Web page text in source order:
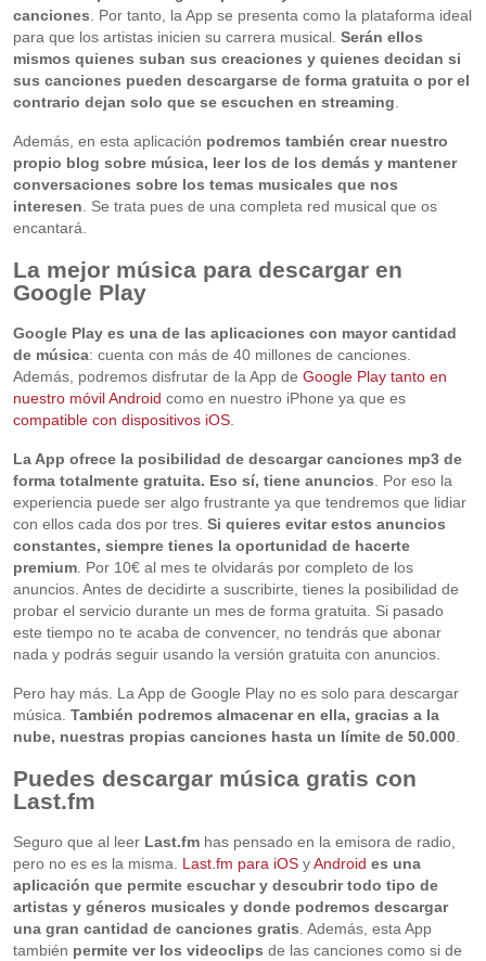
canciones. Por tanto, la App se presenta como la plataforma ideal
para que los artistas inicien su carrera musical. Serán ellos
mismos quienes suban sus creaciones y quienes decidan si
sus canciones pueden descargarse de forma gratuita o por el
contrario dejan solo que se escuchen en streaming.
Además, en esta aplicación podremos también crear nuestro
propio blog sobre música, leer los de los demás y mantener
conversaciones sobre los temas musicales que nos
interesen. Se trata pues de una completa red musical que os
encantará.
La mejor música para descargar en
Google Play
Google Play es una de las aplicaciones con mayor cantidad
de música: cuenta con más de 40 millones de canciones.
Además, podremos disfrutar de la App de Google Play tanto en
nuestro móvil Android como en nuestro iPhone ya que es
compatible con dispositivos iOS.
La App ofrece la posibilidad de descargar canciones mp3 de
forma totalmente gratuita. Eso sí, tiene anuncios. Por eso la
experiencia puede ser algo frustrante ya que tendremos que lidiar
con ellos cada dos por tres. Si quieres evitar estos anuncios
constantes, siempre tienes la oportunidad de hacerte
premium. Por 10€ al mes te olvidarás por completo de los
anuncios. Antes de decidirte a suscribirte, tienes la posibilidad de
probar el servicio durante un mes de forma gratuita. Si pasado
este tiempo no te acaba de convencer, no tendrás que abonar
nada y podrás seguir usando la versión gratuita con anuncios.
Pero hay más. La App de Google Play no es solo para descargar
música. También podremos almacenar en ella, gracias a la
nube, nuestras propias canciones hasta un límite de 50.000.
Puedes descargar música gratis con
Last.fm
Seguro que al leer Last.fmhas pensado en la emisora de radio,
pero no es es la misma. Last.fm para iOSyAndroid es una
aplicación que permite escuchar y descubrir todo tipo de
artistas y géneros musicales y donde podremos descargar
una gran cantidad de canciones gratis . Además, esta App
también permite ver los videoclips de las canciones como si de